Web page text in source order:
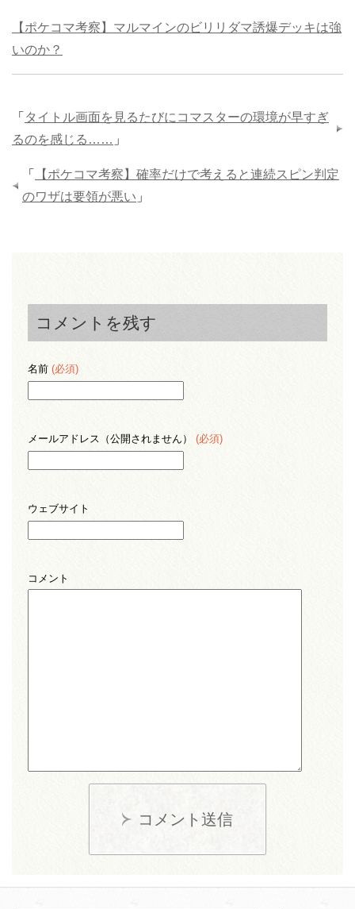
【ポケコマ考察】マルマインのビリリダマ誘爆デッキは強
いのか？
「 タイトル画面を見るたびにコマスターの環境が早すぎ
るのを感じる…… 」
「
【ポケコマ考察】確率だけで考えると連続スピン判定
のワザは要領が悪い 」
コメントを残す
名前 (必須)
メールアドレス（公開されません） (必須)
ウェブサイト
コメント
コメント送信